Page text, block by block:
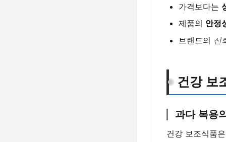
가격보다는
제품의 안정
브랜드의 신
건강 보
과다 복용
건강 보조식품